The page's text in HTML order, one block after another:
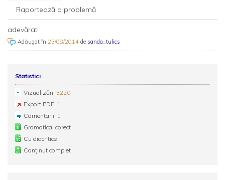
Raportează o problemă
adevărat!
Adăugat în 23/08/2014 de sanda_tulics
Statistici
Vizualizări: 3220
Export PDF: 1
Comentarii: 1
Gramatical corect
Cu diacritice
Conținut complet